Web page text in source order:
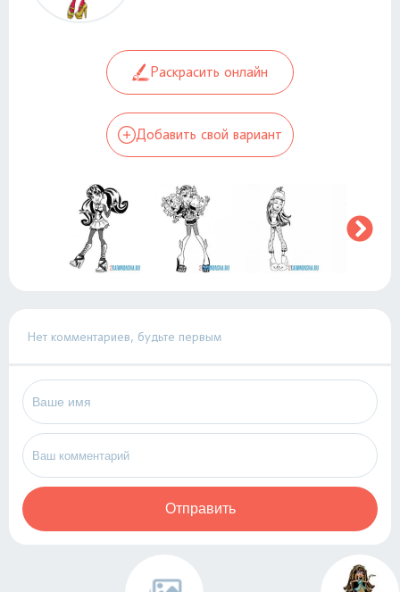
Раскрасить онлайн
Добавить свой вариант
Нет комментариев, будьте первым
Отправить